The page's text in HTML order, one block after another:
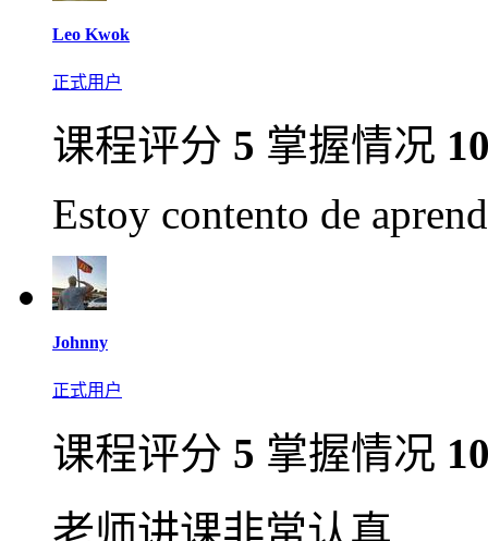
Leo Kwok
正式用户
课程评分 5 掌握情况
Estoy contento de
Johnny
正式用户
课程评分 5 掌握情况